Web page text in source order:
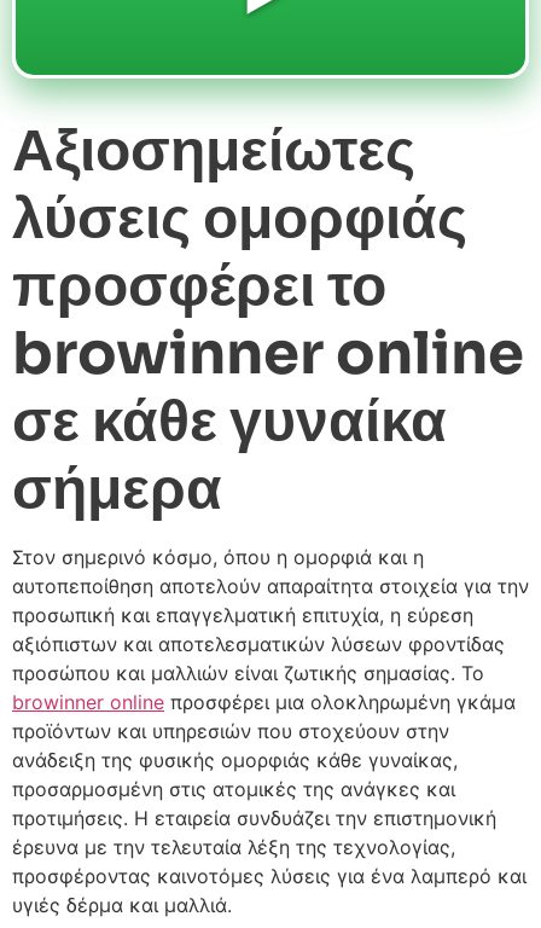
Αξιοσημείωτες
λύσεις ομορφιάς
προσφέρει το
browinner online
σε κάθε γυναίκα
σήμερα
Στον σημερινό κόσμο, όπου η ομορφιά και η
αυτοπεποίθηση αποτελούν απαραίτητα στοιχεία για την
προσωπική και επαγγελματική επιτυχία, η εύρεση
αξιόπιστων και αποτελεσματικών λύσεων φροντίδας
προσώπου και μαλλιών είναι ζωτικής σημασίας. Το
browinner online προσφέρει μια ολοκληρωμένη γκάμα
προϊόντων και υπηρεσιών που στοχεύουν στην
ανάδειξη της φυσικής ομορφιάς κάθε γυναίκας,
προσαρμοσμένη στις ατομικές της ανάγκες και
προτιμήσεις. Η εταιρεία συνδυάζει την επιστημονική
έρευνα με την τελευταία λέξη της τεχνολογίας,
προσφέροντας καινοτόμες λύσεις για ένα λαμπερό και
υγιές δέρμα και μαλλιά.